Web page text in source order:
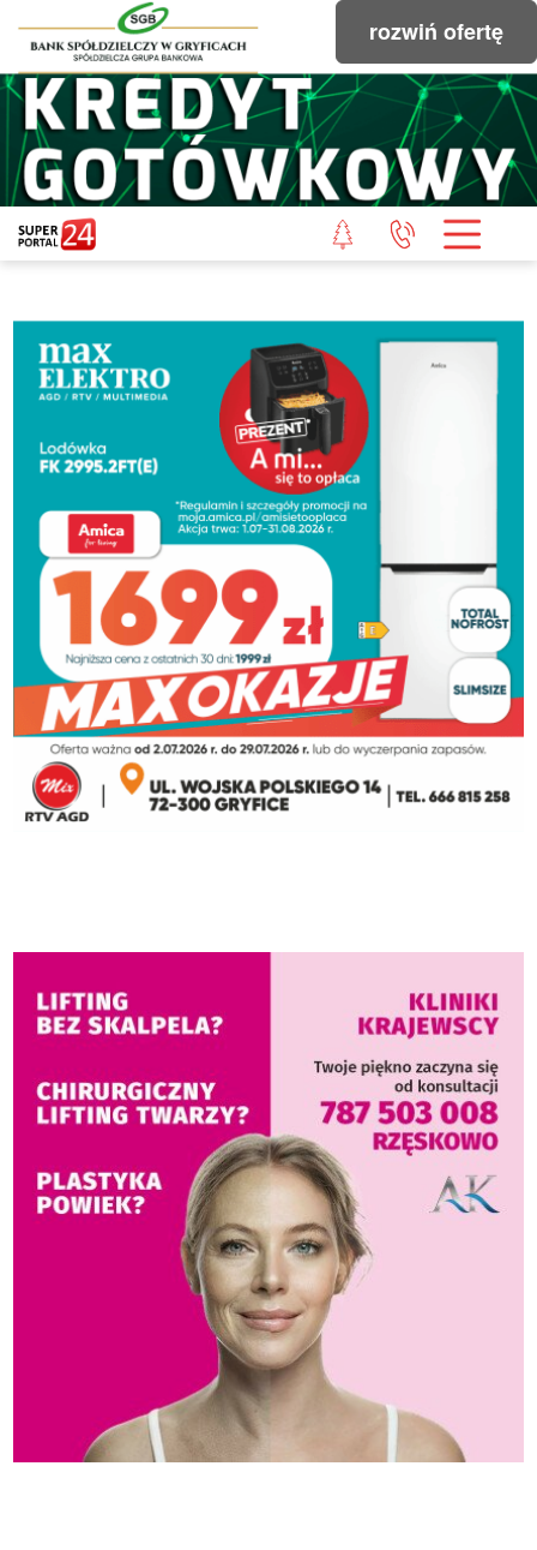
rozwiń ofertę
STRONA GŁÓWNA
POWIAT GRYFICKI
WIADOMOŚCI Z LASU
STUDIO SUPERPORTALU
REDAKCJA
REGULAMIN